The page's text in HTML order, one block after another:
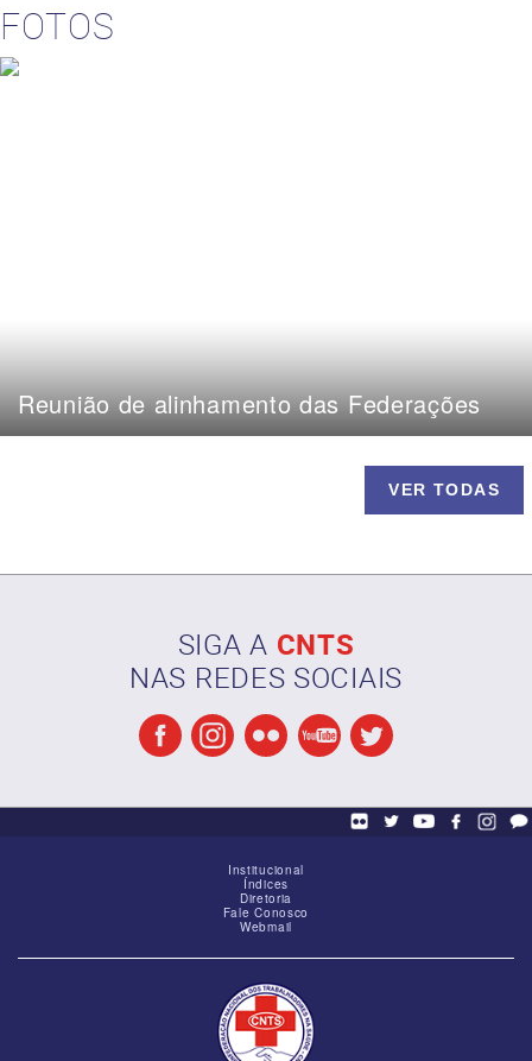
FOTOS
Reunião de alinhamento das Federações
VER TODAS
SIGA A CNTS
NAS REDES SOCIAIS
Institucional
Índices
Diretoria
Fale Conosco
Webmail